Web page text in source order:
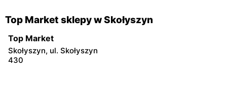
Top Market sklepy w Skołyszyn
Top Market
Skołyszyn, ul. Skołyszyn
430